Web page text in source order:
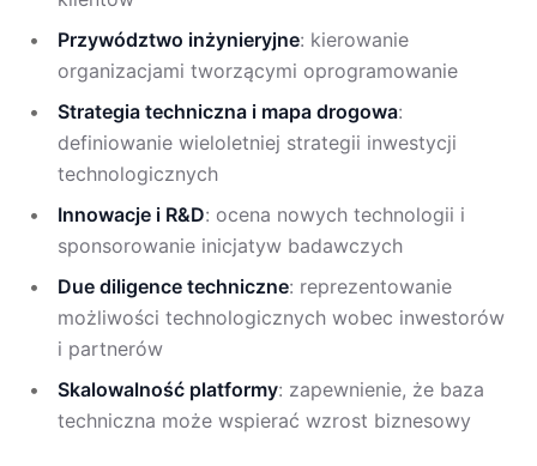
Przywództwo inżynieryjne: kierowanie
organizacjami tworzącymi oprogramowanie
Strategia techniczna i mapa drogowa:
definiowanie wieloletniej strategii inwestycji
technologicznych
Innowacje i R&D: ocena nowych technologii i
sponsorowanie inicjatyw badawczych
Due diligence techniczne: reprezentowanie
możliwości technologicznych wobec inwestorów
i partnerów
Skalowalność platformy: zapewnienie, że baza
techniczna może wspierać wzrost biznesowy